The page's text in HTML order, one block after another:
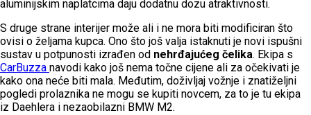
aluminijskim naplatcima daju dodatnu dozu atraktivnosti.
S druge strane interijer može ali i ne mora biti modificiran što
ovisi o željama kupca. Ono što još valja istaknuti je novi ispušni
sustav u potpunosti izrađen od nehrđajućeg čelika. Ekipa s
CarBuzza navodi kako još nema točne cijene ali za očekivati je
kako ona neće biti mala. Međutim, doživljaj vožnje i znatiželjni
pogledi prolaznika ne mogu se kupiti novcem, za to je tu ekipa
iz Daehlera i nezaobilazni BMW M2.